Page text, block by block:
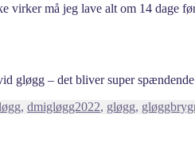
virker må jeg lave alt om 14 dage
gløgg – det bliver super
, dmigløgg2022, gløgg,